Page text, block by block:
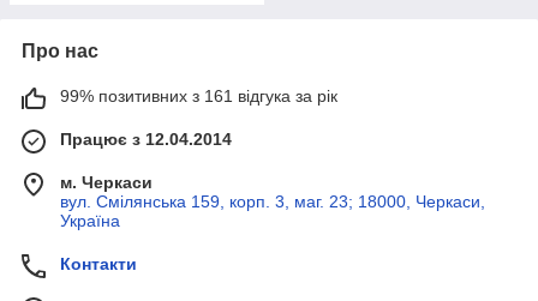
Про нас
99% позитивних з 161 відгука за рік
Працює з 12.04.2014
м. Черкаси
вул. Смілянська 159, корп. 3, маг. 23; 18000, Черкаси,
Україна
Контакти